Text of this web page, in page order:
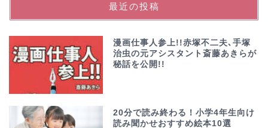
最近の投稿
漫画仕事人参上!!赤塚不二夫､手塚
治虫の元アシスタント斎藤あきらが
秘話を公開!!
20分で読み終わる！小学4年生向け
読み聞かせおすすめ絵本10選